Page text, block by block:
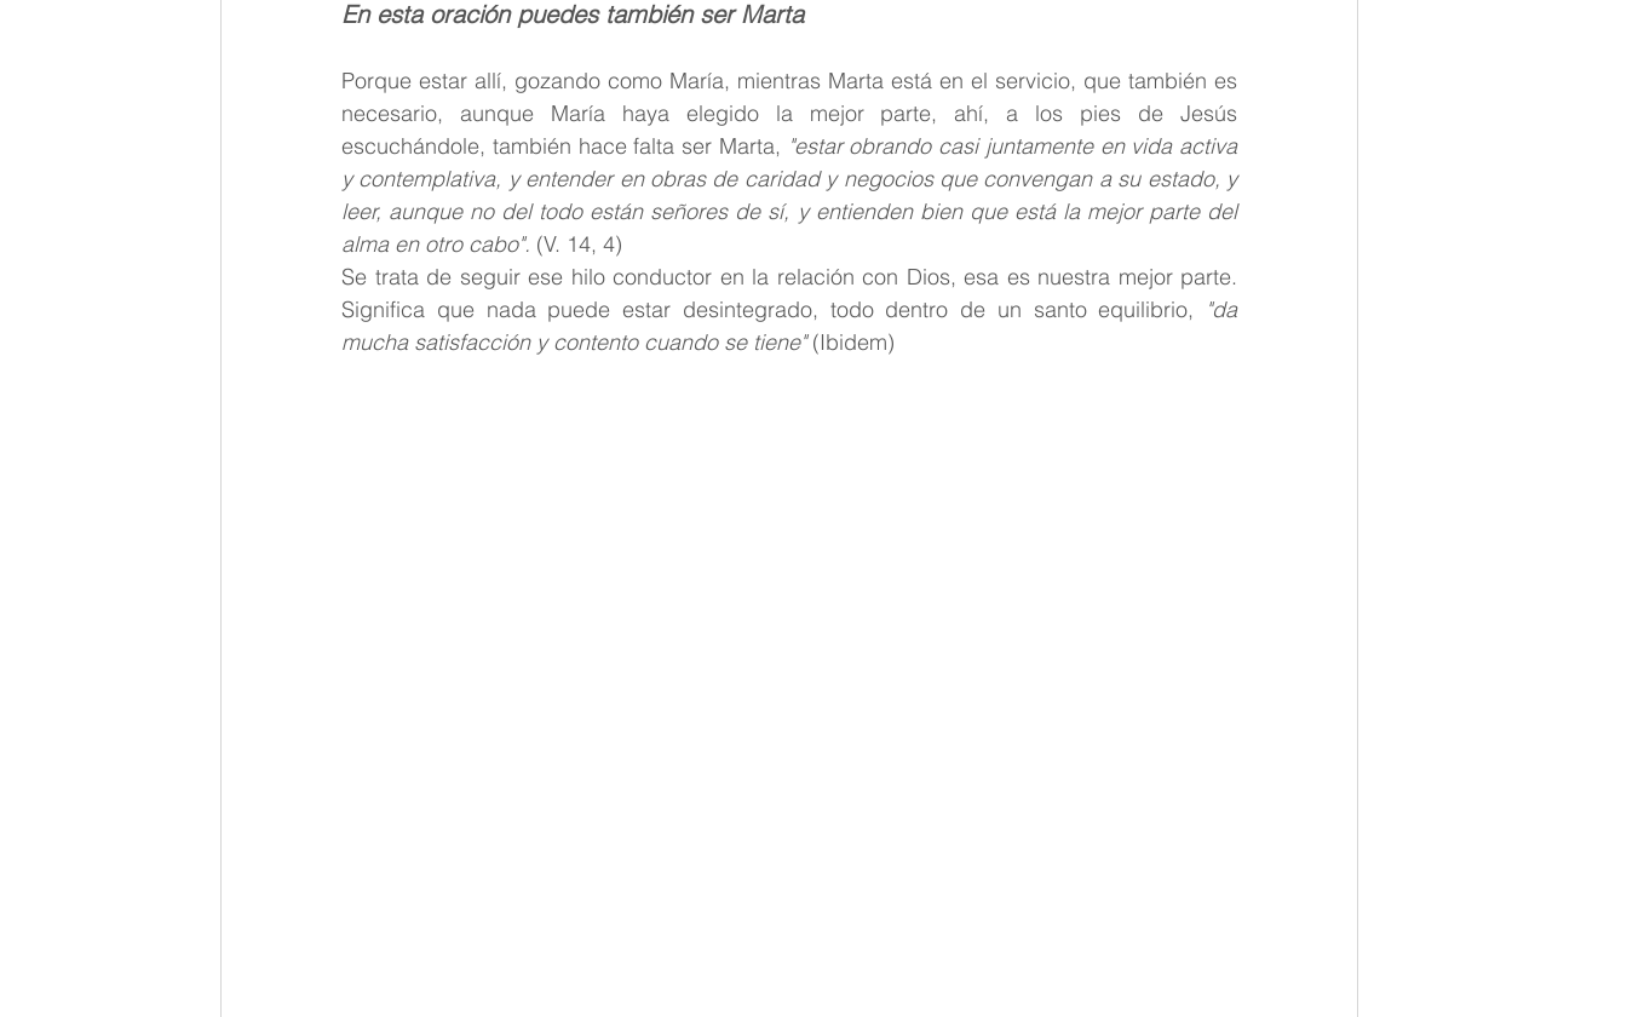
En esta oración puedes también ser Marta
Porque estar allí, gozando como María, mientras Marta está en el servicio, que también es
necesario, aunque María haya elegido la mejor parte, ahí, a los pies de Jesús
escuchándole, también hace falta ser Marta, "estar obrando casi juntamente en vida activa
y contemplativa, y entender en obras de caridad y negocios que convengan a su estado, y
leer, aunque no del todo están señores de sí, y entienden bien que está la mejor parte del
alma en otro cabo". (V. 14, 4)
Se trata de seguir ese hilo conductor en la relación con Dios, esa es nuestra mejor parte.
Significa que nada puede estar desintegrado, todo dentro de un santo equilibrio,
"da
mucha satisfacción y contento cuando se tiene" (Ibidem)